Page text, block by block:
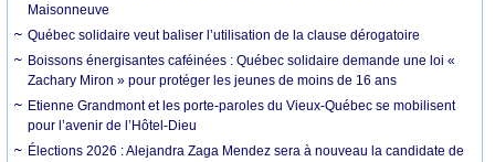
Maisonneuve
Québec solidaire veut baliser l’utilisation de la clause dérogatoire
Boissons énergisantes caféinées : Québec solidaire demande une loi «
Zachary Miron » pour protéger les jeunes de moins de 16 ans
Etienne Grandmont et les porte-paroles du Vieux-Québec se mobilisent
pour l’avenir de l’Hôtel-Dieu
Élections 2026 : Alejandra Zaga Mendez sera à nouveau la candidate de